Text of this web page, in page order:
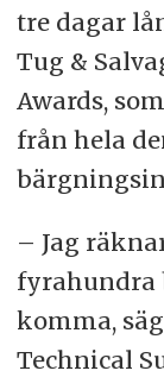
tre dagar
Tug &
Awards,
från hela
– Jag
fyrahundra
komma,
Technical